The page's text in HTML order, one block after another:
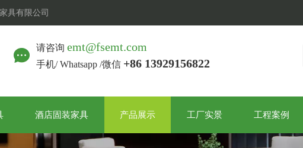
具有限公司
请咨询 emt@fsemt.com
手机/ Whatsapp /微信 +86 13929156822
酒店固装家具 产品展示 工厂实景 工程案例